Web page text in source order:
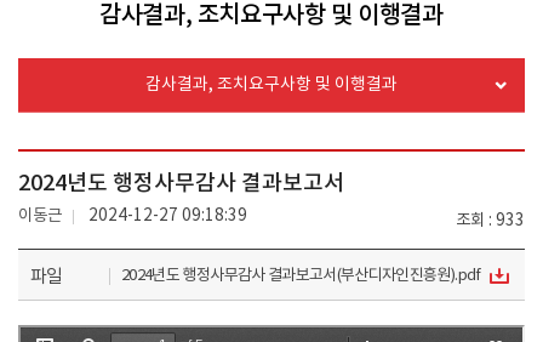
감사결과, 조치요구사항 및 이행결과
감사결과, 조치요구사항 및 이행결과
2024년도 행정사무감사 결과보고서
조회 933
이동근 2024-12-27 09:18:39
파일 2024년도 행정사무감사 결과보고서(부산디자인진흥원).pdf